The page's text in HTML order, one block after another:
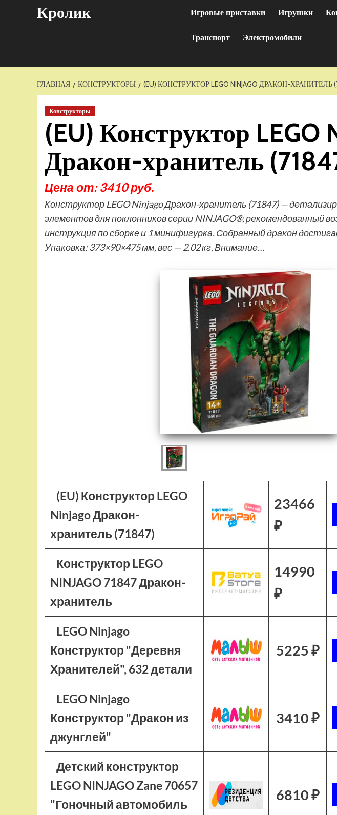
Кролик Игровые приставки Игрушки
Транспорт Электромобили
ГЛАВНАЯ КОНСТРУКТОРЫ (EU) КОНСТРУКТОР LEGO NINJAGO ДРАКОН-ХРАНИТЕЛЬ
Конструкторы
(EU) Конструктор LEGO
Дракон-хранитель
Цена от: 3410 руб.
Конструктор LEGO Ninjago Дракон-хранитель (71847) —
элементов для поклонников серии NINJAGO®, рекомендованный
инструкция по сборке и 1 минифигурка. Собранный дракон
Упаковка: 373×90×475 мм, вес — 2.02 кг. Внимание…
(EU) Конструктор LEGO
Ninjago Дракон-
хранитель (71847)
23466
₽
Конструктор LEGO
NINJAGO 71847 Дракон-
хранитель
14990
₽
LEGO Ninjago
Конструктор "Деревня
Хранителей", 632 детали
5225 ₽
LEGO Ninjago
Конструктор "Дракон из
джунглей"
3410 ₽
Детский конструктор
LEGO NINJAGO Zane 70657
"Гоночный автомобиль
6810 ₽